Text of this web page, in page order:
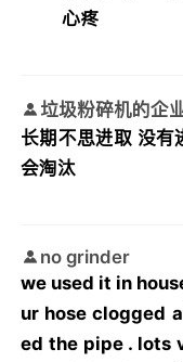
心疼
垃圾粉碎机的企
长期不思进取 没有
会淘汰
no grinder
we used it in
ur hose clogged
ed the pipe . lots